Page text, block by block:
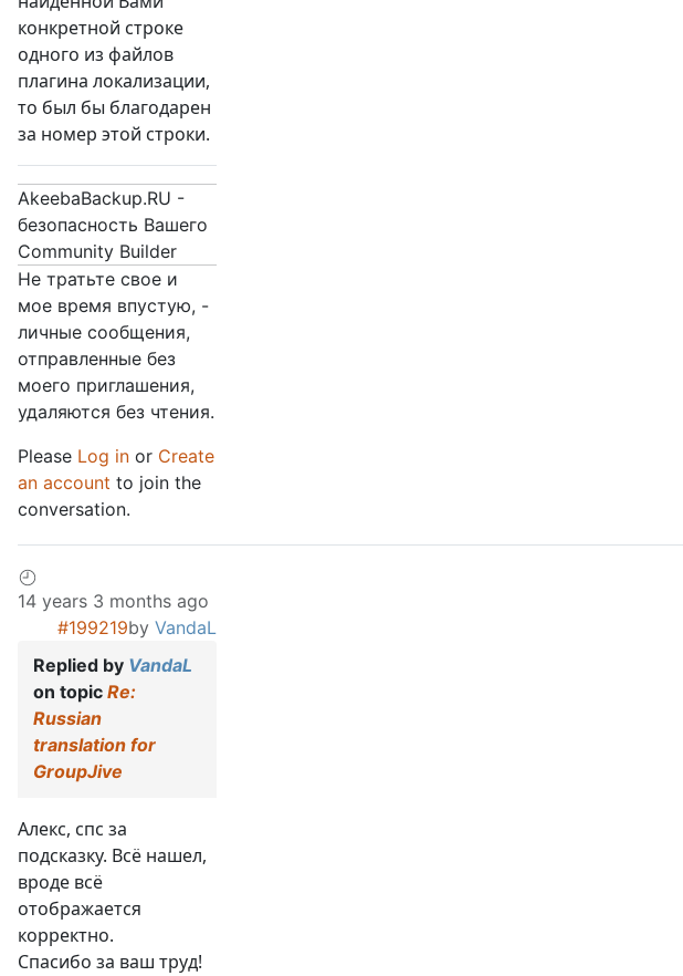
конкретной строке
одного из файлов
плагина локализации,
то был бы благодарен
за номер этой строки.
AkeebaBackup.RU -
безопасность Вашего
Community Builder
Не тратьте свое и
мое время впустую, -
личные сообщения,
отправленные без
моего приглашения,
удаляются без чтения.
Please Log in or Create
an account to join the
conversation.
14 years 3 months ago
#199219by VandaL
Replied by VandaL
on topic Re:
Russian
translation for
GroupJive
Алекс, спс за
подсказку. Всё нашел,
вроде всё
отображается
корректно.
Спасибо за ваш труд!